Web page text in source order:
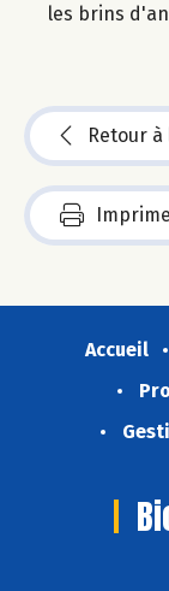
les brins
Retour à
Accueil